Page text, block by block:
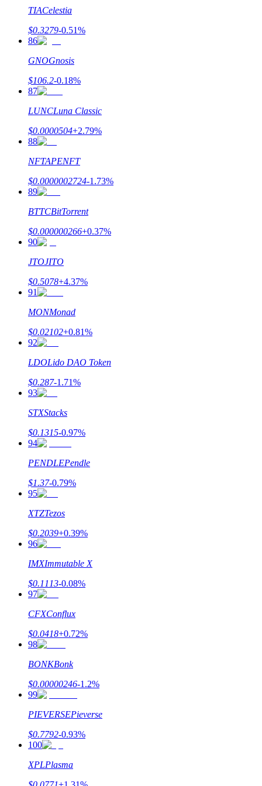
TIACelestia
$0.3279-0.51%
86
GNOGnosis
$106.2-0.18%
87
LUNCLuna Classic
$0.0000504+2.79%
88
NFTAPENFT
$0.0000002724-1.73%
89
BTTCBitTorrent
$0.000000266+0.37%
90
JTOJITO
$0.5078+4.37%
91
MONMonad
$0.02102+0.81%
92
LDOLido DAO Token
$0.287-1.71%
93
STXStacks
$0.1315-0.97%
94
PENDLEPendle
$1.37-0.79%
95
XTZTezos
$0.2039+0.39%
96
IMXImmutable X
$0.1113-0.08%
97
CFXConflux
$0.0418+0.72%
98
BONKBonk
$0.00000246-1.2%
99
PIEVERSEPieverse
$0.7792-0.93%
100
XPLPlasma